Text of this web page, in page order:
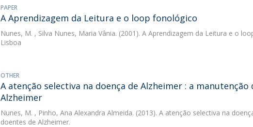
PAPER
A Aprendizagem da Leitura e o loop fonológico
Nunes, M. , Silva Nunes, Maria Vânia. (2001). A Aprendizagem da Leitura e o
Lisboa
OTHER
A atenção selectiva na doença de Alzheimer : a
Alzheimer
Nunes, M. , Pinho, Ana Alexandra Almeida. (2013). A atenção selectiva na
doentes de Alzheimer.